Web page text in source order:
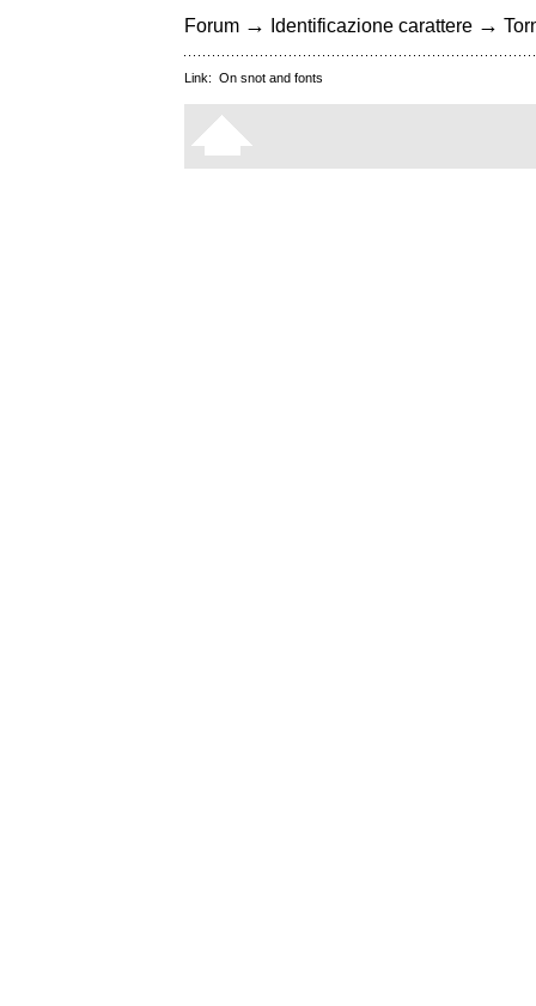
Forum → Identificazione carattere →
Link: On snot and fonts